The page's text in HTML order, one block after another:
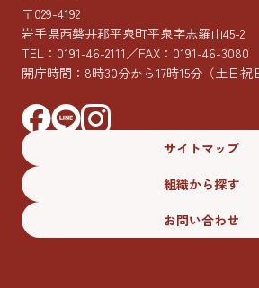
〒029-4192
岩手県西磐井郡平泉町平泉字志羅山45-2
TEL： 0191-46-2111／FAX：0191-46-3080
開庁時間：8時30分から17時15分 （土日
サイトマップ
組織から探す
お問い合わせ